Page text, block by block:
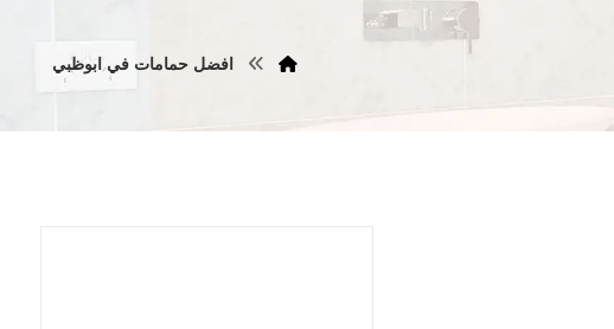
افضل حمامات في ابوظبي